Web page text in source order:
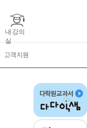
내 강의
실
고객지원